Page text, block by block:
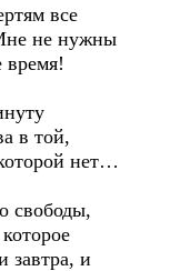
все
не нужны
время!
в той,
нет…
свободы,
завтра, и